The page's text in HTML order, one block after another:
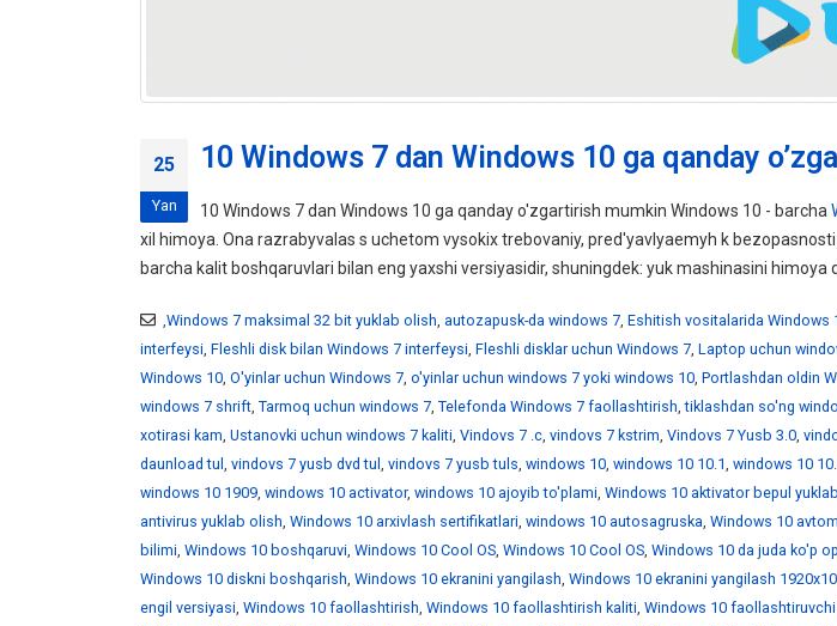
25
Yan
10 Windows 7 dan Windows 10 ga qanday
10 Windows 7 dan Windows 10 ga qanday o'zgartirish mumkin Windows 10 - barcha
xil himoya. Ona razrabyvalas s uchetom vysokix trebovaniy, pred'yavlyaemyh k
barcha kalit boshqaruvlari bilan eng yaxshi versiyasidir, shuningdek: yuk mashinasini himoya
,Windows 7 maksimal 32 bit yuklab olish, autozapusk-da windows 7, Eshitish vositalarida Windows
interfeysi, Fleshli disk bilan Windows 7 interfeysi, Fleshli disklar uchun Windows 7, Laptop uchun
Windows 10, O'yinlar uchun Windows 7, o'yinlar uchun windows 7 yoki windows 10, Portlashdan oldin
windows 7 shrift, Tarmoq uchun windows 7, Telefonda Windows 7 faollashtirish,tiklashdan so'ng
xotirasi kam, Ustanovki uchun windows 7 kaliti, Vindovs 7 .c, vindovs 7 kstrim, Vindovs 7 Yusb 3.0,
daunload tul , vindovs 7 yusb dvd tul , vindovs 7 yusb tuls, windows 10, windows 10 10.1, windows 10
windows 10 1909, windows 10 activator, windows 10 ajoyib to'plami, Windows 10 aktivator bepul
antivirus yuklab olish, Windows 10 arxivlash sertifikatlari, windows 10 autosagruska, Windows 10
bilimi, Windows 10 boshqaruvi, Windows 10 Cool OS, Windows 10 Cool OS, Windows 10 da juda ko'p
Windows 10 diskni boshqarish, Windows 10 ekranini yangilash, Windows 10 ekranini yangilash
engil versiyasi, Windows 10 faollashtirish, Windows 10 faollashtirish kaliti, Windows 10